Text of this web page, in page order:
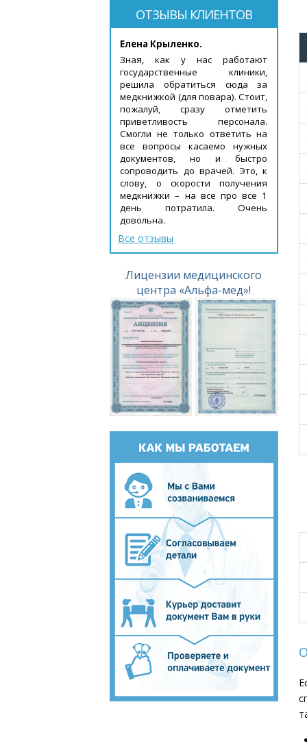
ОТЗЫВЫ КЛИЕНТОВ
Елена Крыленко.
Зная, как у нас работают
государственные клиники,
решила обратиться сюда за
медкнижкой (для повара). Стоит,
пожалуй, сразу отметить
приветливость персонала.
Смогли не только ответить на
все вопросы касаемо нужных
документов, но и быстро
сопроводить до врачей. Это, к
слову, о скорости получения
медкнижки – на все про все 1
день потратила. Очень
довольна.
Все отзывы
Лицензии медицинского
центра «Альфа-мед»!